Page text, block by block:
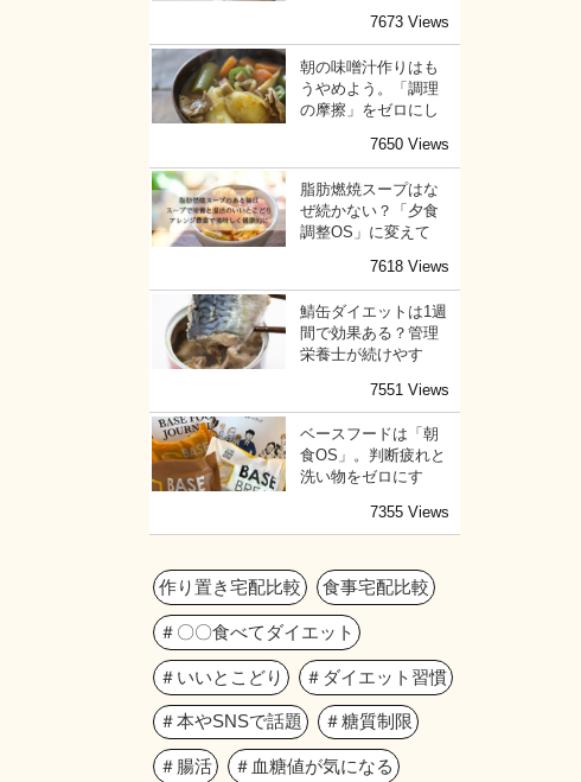
7673 Views
朝の味噌汁作りはも
うやめよう。「調理
の摩擦」をゼロにし
7650 Views
脂肪燃焼スープはな
ぜ続かない？「夕食
調整OS」に変えて
7618 Views
鯖缶ダイエットは1週
間で効果ある？管理
栄養士が続けやす
7551 Views
ベースフードは「朝
食OS」。判断疲れと
洗い物をゼロにす
7355 Views
作り置き宅配比較 食事宅配比較
＃〇〇食べてダイエット
＃いいとこどり ＃ダイエット習慣
＃本やSNSで話題 ＃糖質制限
＃腸活 ＃血糖値が気になる